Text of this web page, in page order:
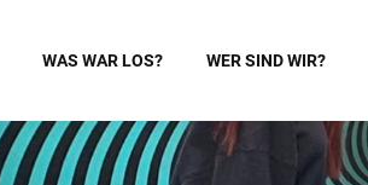
WAS WAR LOS? WER SIND WIR?